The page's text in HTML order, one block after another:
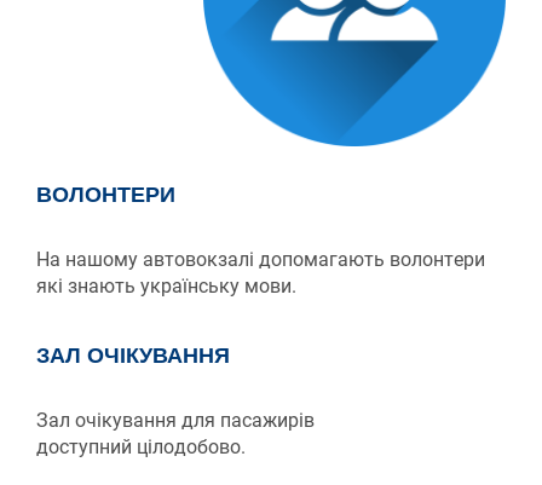
ВОЛОНТЕРИ
На нашому автовокзалі допомагають волонтери
які знають українську мови.
ЗАЛ ОЧІКУВАННЯ
Зал очікування для пасажирів
доступний цілодобово.